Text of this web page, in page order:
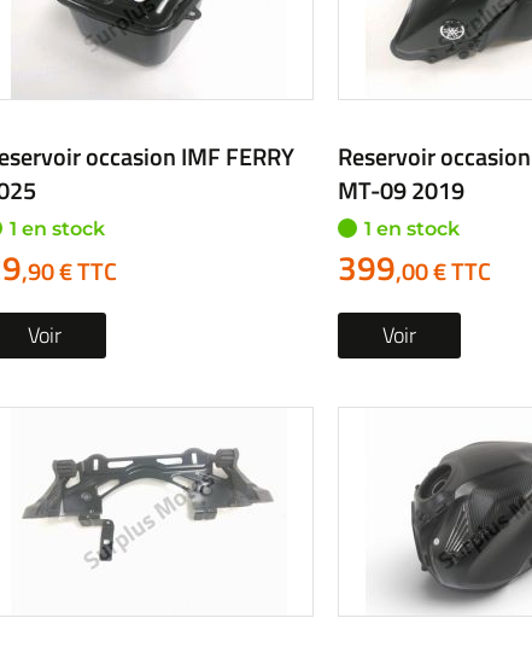
occasion IMF FERRY
1 en stock
,90 € TTC
Voir
Reservoir
MT-09 2019
1 en stock
399,00 € TTC
Voir